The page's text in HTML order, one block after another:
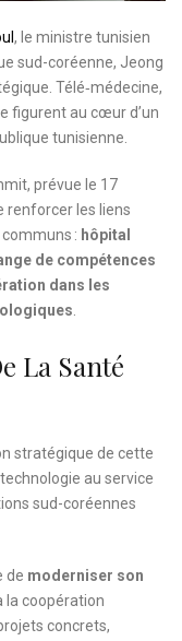
, le ministre tunisien
sud-coréenne, Jeong
Télé‑médecine,
figurent au cœur d’un
tunisienne.
prévue le 17
renforcer les liens
: hôpital
de compétences
dans les
.
La Santé
stratégique de cette
au service
sud-coréennes
de moderniser son
la coopération
concrets,